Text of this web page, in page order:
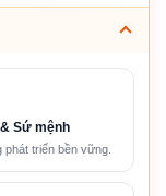
Sứ mệnh
triển bền vững.